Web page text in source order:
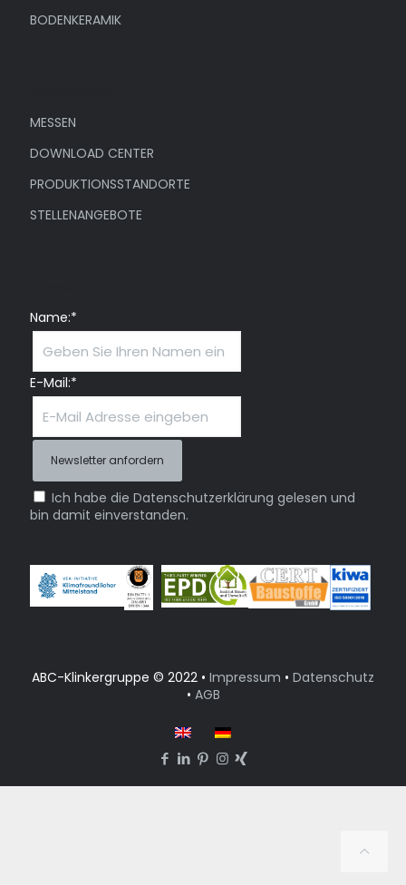
BODENKERAMIK
MESSEN
DOWNLOAD CENTER
PRODUKTIONSSTANDORTE
STELLENANGEBOTE
Name:*
E-Mail:*
Ich habe die Datenschutzerklärung gelesen und
bin damit einverstanden.
ABC-Klinkergruppe © 2022 • Impressum • Datenschutz
• AGB